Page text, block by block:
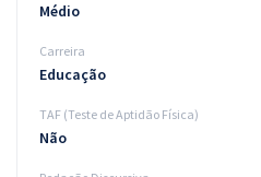
Médio
Carreira
Educação
TAF (Teste de Aptidão Física)
Não